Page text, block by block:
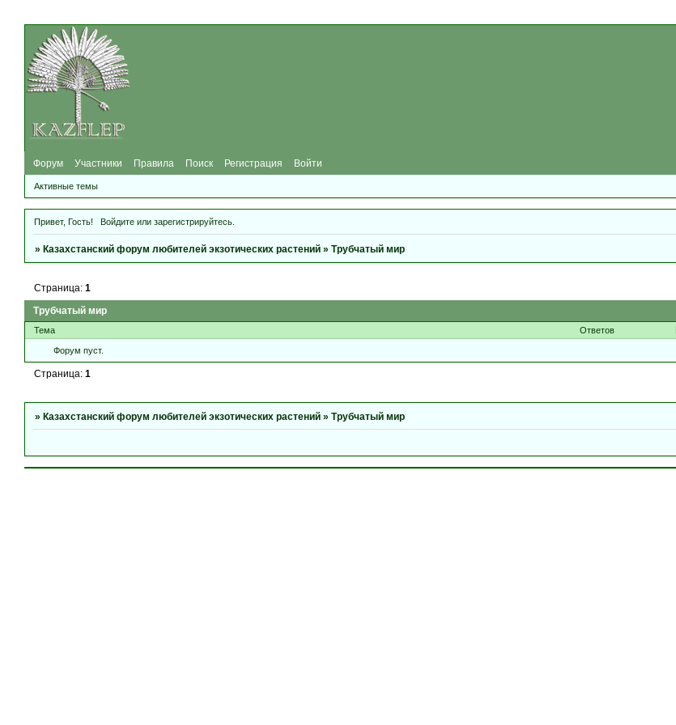
Форум Участники Правила Поиск Регистрация Войти
Активные темы
Привет, Гость! Войдитеили зарегистрируйтесь.
»Казахстанский форум любителей экзотических растений »Трубчатый мир
Трубчатый мир
Страница:1
Тема Ответов
Форум пуст.
Страница:1
»Казахстанский форум любителей экзотических растений »Трубчатый мир